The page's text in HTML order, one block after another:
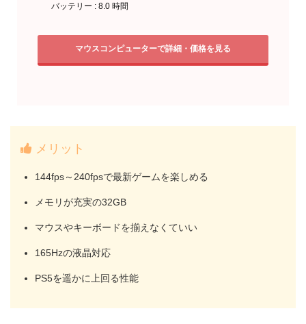
バッテリー : 8.0 時間
マウスコンピューターで詳細・価格を見る
メリット
144fps～240fpsで最新ゲームを楽しめる
メモリが充実の32GB
マウスやキーボードを揃えなくていい
165Hzの液晶対応
PS5を遥かに上回る性能